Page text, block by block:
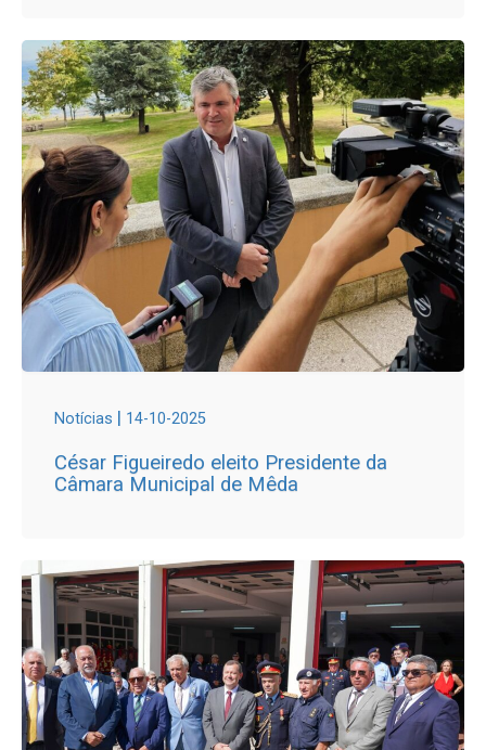
Notícias | 14-10-2025
César Figueiredo eleito Presidente da
Câmara Municipal de Mêda